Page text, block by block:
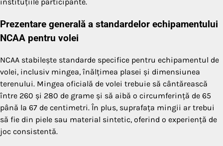
Prezentare generală a standardelor echipamentului
NCAA pentru volei
NCAA stabilește standarde specifice pentru echipamentul de
volei, inclusiv mingea, înălțimea plasei și dimensiunea
terenului. Mingea oficială de volei trebuie să cântărească
între 260 și 280 de grame și să aibă o circumferință de 65
până la 67 de centimetri. În plus, suprafața mingii ar trebui
să fie din piele sau material sintetic, oferind o experiență de
joc consistentă.